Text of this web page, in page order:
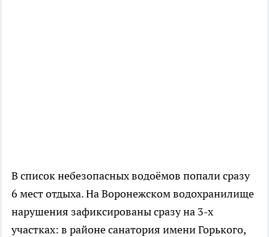
В список небезопасных водоёмов попали сразу
6 мест отдыха. На Воронежском водохранилище
нарушения зафиксированы сразу на 3-х
участках: в районе санатория имени Горького,